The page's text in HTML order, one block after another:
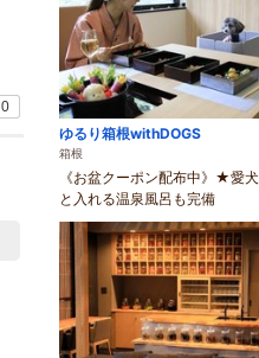
0
ゆるり箱根withDOGS
箱根
《お盆クーポン配布中》★愛犬
と入れる温泉風呂も完備